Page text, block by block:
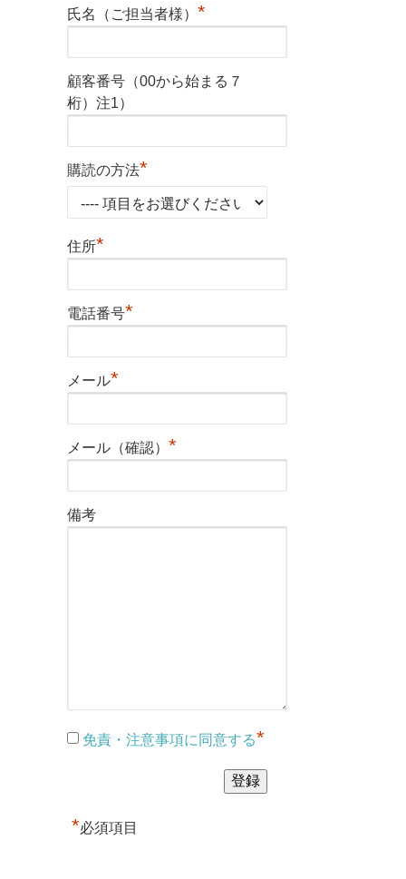
氏名（ご担当者様） *
顧客番号（00から始まる７
桁）注1）
購読の方法*
住所*
電話番号*
メール*
メール（確認） *
備考
免責・注意事項に同意する*
*必須項目